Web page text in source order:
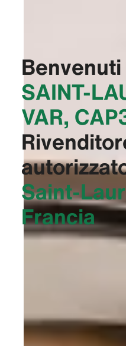
SAINT-
VAR,
Saint-
Francia